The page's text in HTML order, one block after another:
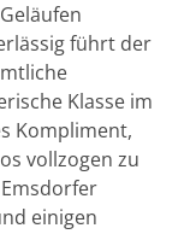
führt der
Klasse im
Kompliment,
vollzogen zu
einigen